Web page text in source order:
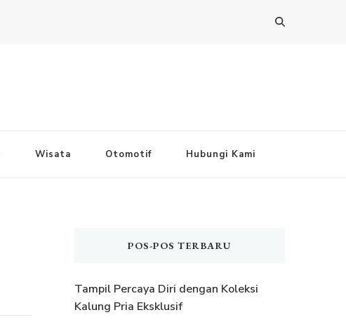
Wisata Otomotif Hubungi Kami
POS-POS TERBARU
Tampil Percaya Diri dengan Koleksi
Kalung Pria Eksklusif